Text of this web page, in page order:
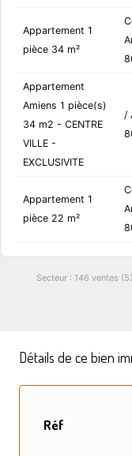
Appartement 1
pièce 34 m²
Appartement
Amiens 1 pièce(s)
34 m2 - CENTRE
VILLE -
EXCLUSIVITE
/
Appartement 1
pièce 22 m²
Secteur : 146 ventes
Détails de ce bien
Réf